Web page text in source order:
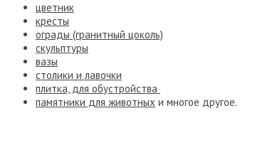
цветник
кресты
ограды (гранитный цоколь)
скульптуры
вазы
столики и лавочки
плитка, для обустройства
памятники для животных и многое другое.